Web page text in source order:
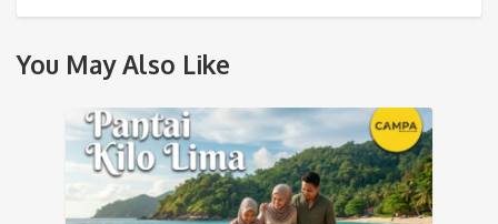
You May Also Like